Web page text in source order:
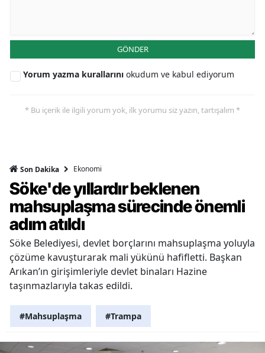
GÖNDER
Yorum yazma kurallarını okudum ve kabul ediyorum
* Bu içerik ile ilgili yorum yok, ilk yorumu siz yazın, tartışalım *
Son Dakika Ekonomi
Söke'de yıllardır beklenen
mahsuplaşma sürecinde önemli
adım atıldı
Söke Belediyesi, devlet borçlarını mahsuplaşma yoluyla
çözüme kavuşturarak mali yükünü hafifletti. Başkan
Arıkan’ın girişimleriyle devlet binaları Hazine
taşınmazlarıyla takas edildi.
#Mahsuplaşma #Trampa